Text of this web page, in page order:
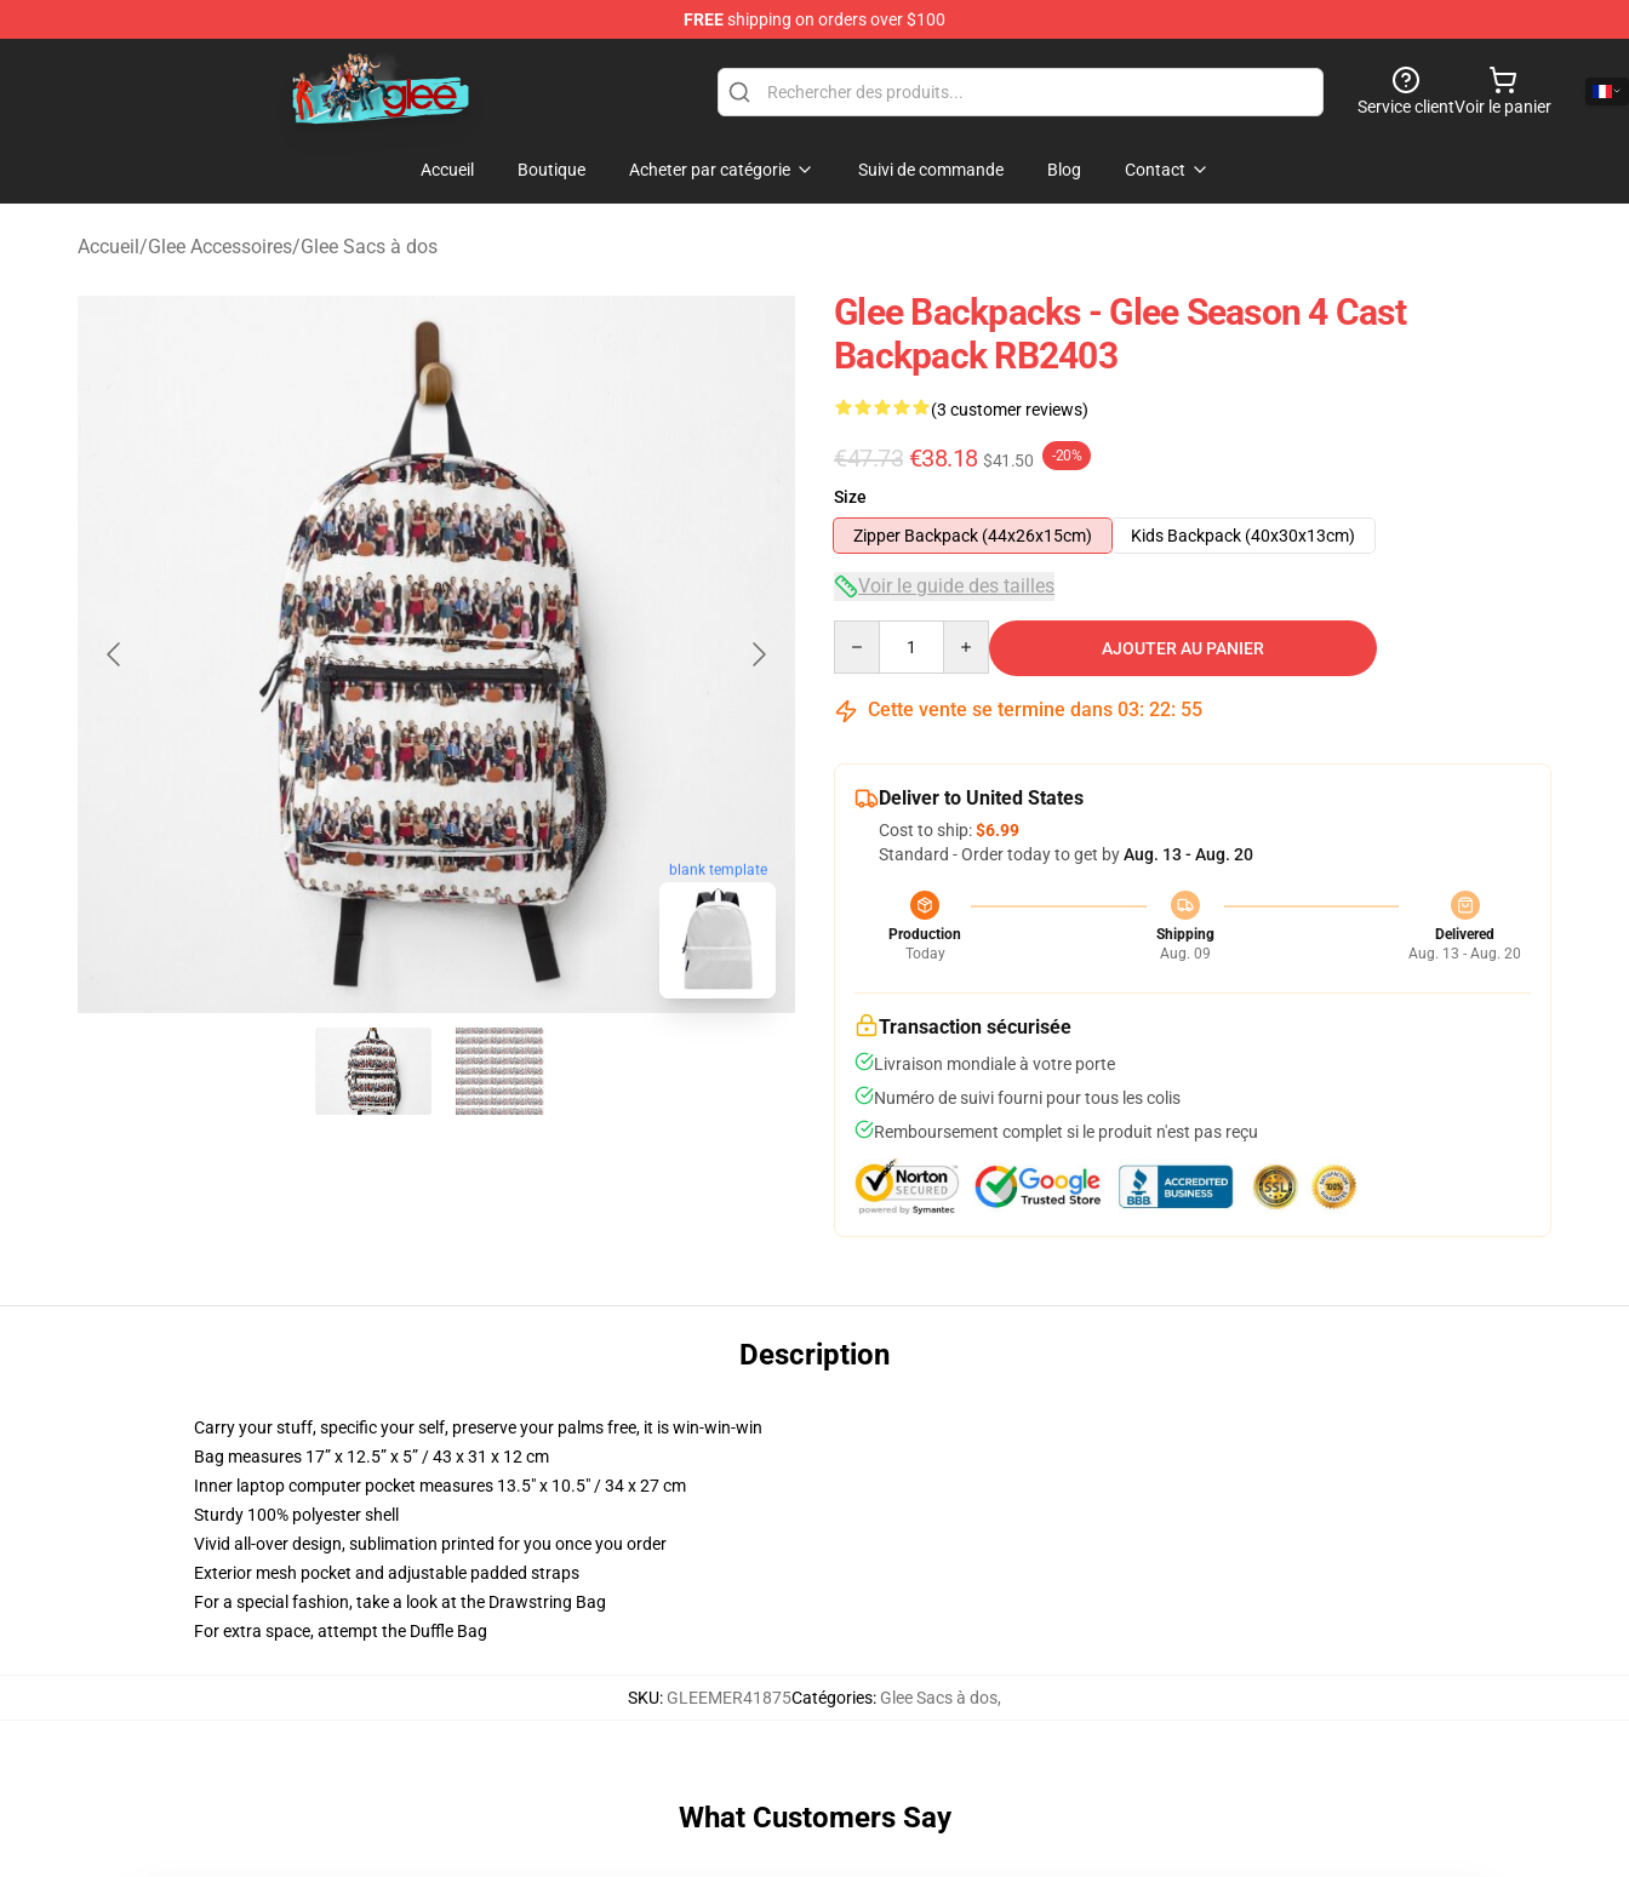
FREEshipping on orders over $100
Glee Store - Official Glee Merchandise Shop
Service clientVoir le panier
Accueil Boutique Acheter par catégorie Suivi de commande Blog Contact
Accueil/Glee Accessoires/Glee Sacs à dos
blank template
Glee Backpacks - Glee Season 4 Cast
Backpack RB2403
(3 customer reviews)
€47.73 €38.18 $41.50 -20%
Size
Zipper Backpack (44x26x15cm)
Kids Backpack (40x30x13cm)
Voir le guide des tailles
AJOUTER AU PANIER
Cette vente se termine dans 03: 22: 54
Deliver to United States
Cost to ship:$6.99
Standard - Order today to get byAug. 13 - Aug. 20
Production
Today
Shipping
Aug. 09
Delivered
Aug. 13 - Aug. 20
Transaction sécurisée
Livraison mondiale à votre porte
Numéro de suivi fourni pour tous les colis
Remboursement complet si le produit n'est pas reçu
Description
Carry your stuff, specific your self, preserve your palms free, it is win-win-win
Bag measures 17” x 12.5” x 5” / 43 x 31 x 12 cm
Inner laptop computer pocket measures 13.5" x 10.5" / 34 x 27 cm
Sturdy 100% polyester shell
Vivid all-over design, sublimation printed for you once you order
Exterior mesh pocket and adjustable padded straps
For a special fashion, take a look at the Drawstring Bag
For extra space, attempt the Duffle Bag
SKU: GLEEMER41875Catégories: Glee Sacs à dos,
What Customers Say